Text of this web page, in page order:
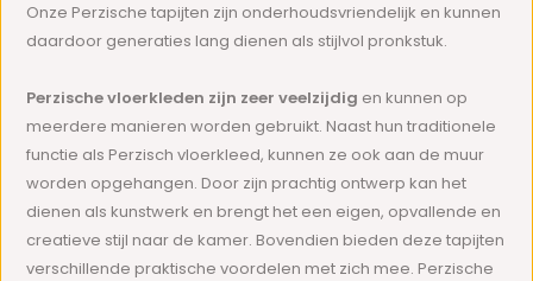
Onze Perzische tapijten zijn onderhoudsvriendelijk en kunnen
daardoor generaties lang dienen als stijlvol pronkstuk.
Perzische vloerkleden zijn zeer veelzijdig en kunnen op
meerdere manieren worden gebruikt. Naast hun traditionele
functie als Perzisch vloerkleed, kunnen ze ook aan de muur
worden opgehangen. Door zijn prachtig ontwerp kan het
dienen als kunstwerk en brengt het een eigen, opvallende en
creatieve stijl naar de kamer. Bovendien bieden deze tapijten
verschillende praktische voordelen met zich mee. Perzische